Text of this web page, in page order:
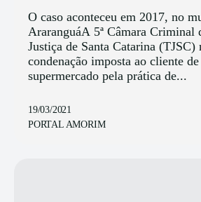
O caso aconteceu em 2017, no
AraranguáA 5ª Câmara Criminal
Justiça de Santa Catarina (TJSC)
condenação imposta ao cliente
supermercado pela prática de...
19/03/2021
PORTAL AMORIM